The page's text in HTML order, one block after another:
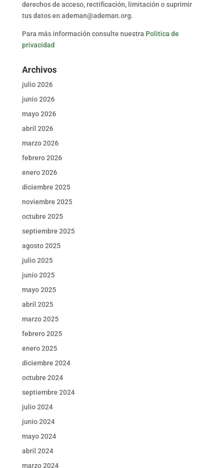
derechos de acceso, rectificación, limitación o suprimir
tus datos en ademan@ademan.org.
Para más información consulte nuestra Politica de
privacidad
Archivos
julio 2026
junio 2026
mayo 2026
abril 2026
marzo 2026
febrero 2026
enero 2026
diciembre 2025
noviembre 2025
octubre 2025
septiembre 2025
agosto 2025
julio 2025
junio 2025
mayo 2025
abril 2025
marzo 2025
febrero 2025
enero 2025
diciembre 2024
octubre 2024
septiembre 2024
julio 2024
junio 2024
mayo 2024
abril 2024
marzo 2024